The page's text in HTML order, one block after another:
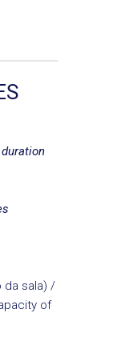
da sala) /
of